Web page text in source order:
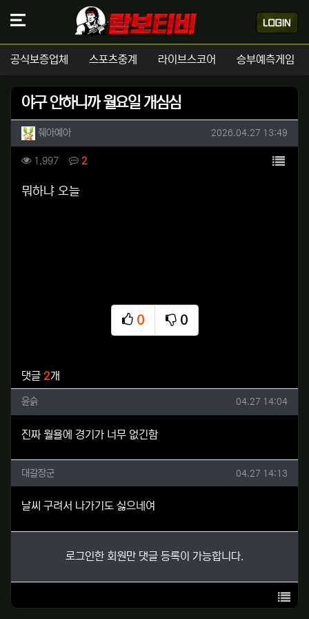
공식보증업체 스포츠중계 라이브스코어 승부예측게임
야구 안하니까 월요일 개심심
작성자 정보
줴아예아작성 작성일
2026.04.27 13:49
컨텐츠 정보
1,997조회 2댓글 목록
본문
뭐하냐 오늘
0
추천
0
비추천
댓글 2개
윤슭님의 댓글
윤슭 작성일
04.27 14:04
진짜 월욜에 경기가 너무 없긴함
대갈장군님의 댓글
대갈장군 작성일
04.27 14:13
날씨 구려서 나가기도 싫으네여
로그인한 회원만 댓글 등록이 가능합니다.
목록